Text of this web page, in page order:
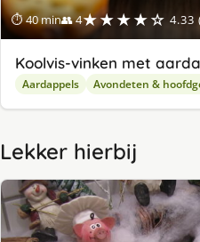
⏱ 40 min👥 4★★★★☆ 4.33
Koolvis-vinken met
Aardappels Avondeten &
Lekker hierbij